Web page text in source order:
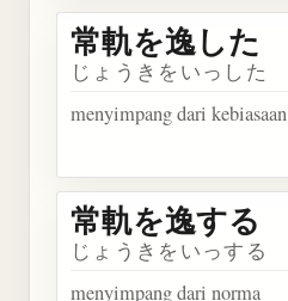
常軌を逸した
じょうきをいっした
menyimpang dari kebiasaan
常軌を逸する
じょうきをいっする
menyimpang dari norma